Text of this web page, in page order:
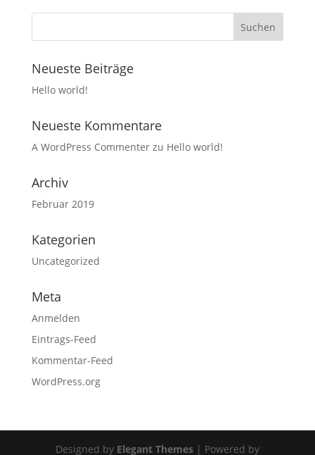
Neueste Beiträge
Hello world!
Neueste Kommentare
A WordPress Commenterzu Hello world!
Archiv
Februar 2019
Kategorien
Uncategorized
Meta
Anmelden
Eintrags-Feed
Kommentar-Feed
WordPress.org
Designed by Elegant Themes| Powered by